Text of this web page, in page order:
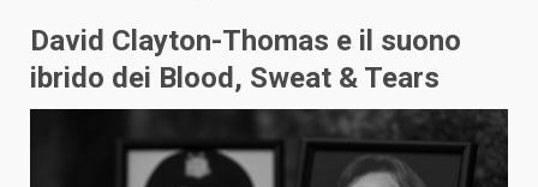
David Clayton-Thomas e il suono
ibrido dei Blood, Sweat & Tears